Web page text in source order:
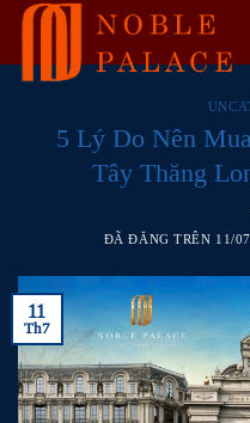
Chuyển
5 Lý Do Nên
Tây Thăng
ĐÃ ĐĂNG TRÊN 11/
11
Th7